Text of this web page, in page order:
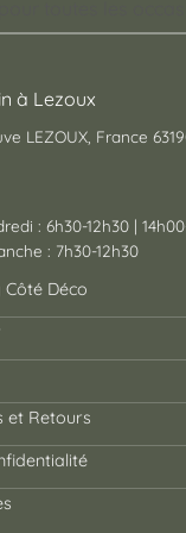
à Lezoux
LEZOUX, France
: 6h30-12h30 |
: 7h30-12h30
Déco
et Retours